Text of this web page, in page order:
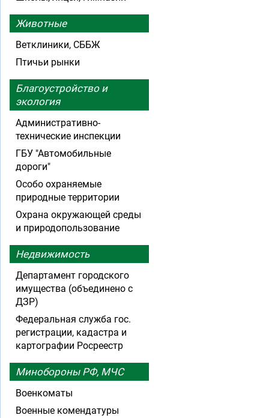
Животные
Ветклиники, СББЖ
Птичьи рынки
Благоустройство и
экология
Административно-
технические инспекции
ГБУ "Автомобильные
дороги"
Особо охраняемые
природные территории
Охрана окружающей среды
и природопользование
Недвижимость
Департамент городского
имущества (объединено с
ДЗР)
Федеральная служба гос.
регистрации, кадастра и
картографии Росреестр
Минобороны РФ, МЧС
Военкоматы
Военные комендатуры